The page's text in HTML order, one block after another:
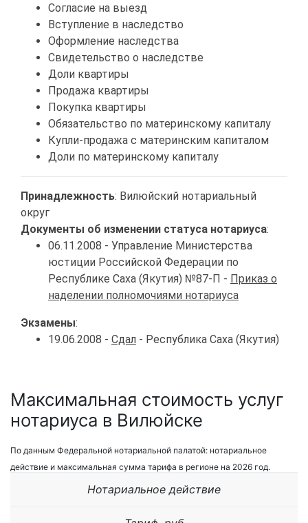
Согласие на выезд
Вступление в наследство
Оформление наследства
Свидетельство о наследстве
Доли квартиры
Продажа квартиры
Покупка квартиры
Обязательство по материнскому капиталу
Купли-продажа с материнским капиталом
Доли по материнскому капиталу
Принадлежность: Вилюйский нотариальный
округ
Документы об изменении статуса нотариуса:
06.11.2008 - Управление Министерства
юстиции Российской Федерации по
Республике Саха (Якутия) №87-П - Приказ о
наделении полномочиями нотариуса
Экзамены:
19.06.2008 - Сдал - Республика Саха (Якутия)
Максимальная стоимость услуг
нотариуса в Вилюйске
По данным Федеральной нотариальной палатой: нотариальное
действие и максимальная сумма тарифа в регионе на 2026 год.
Нотариальное действие